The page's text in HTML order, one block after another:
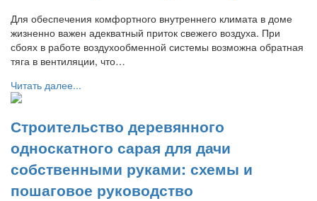
Для обеспечения комфортного внутреннего климата в доме
жизненно важен адекватный приток свежего воздуха. При
сбоях в работе воздухообменной системы возможна обратная
тяга в вентиляции, что…
Читать далее...
Строительство деревянного
односкатного сарая для дачи
собственными руками: схемы и
пошаговое руководство